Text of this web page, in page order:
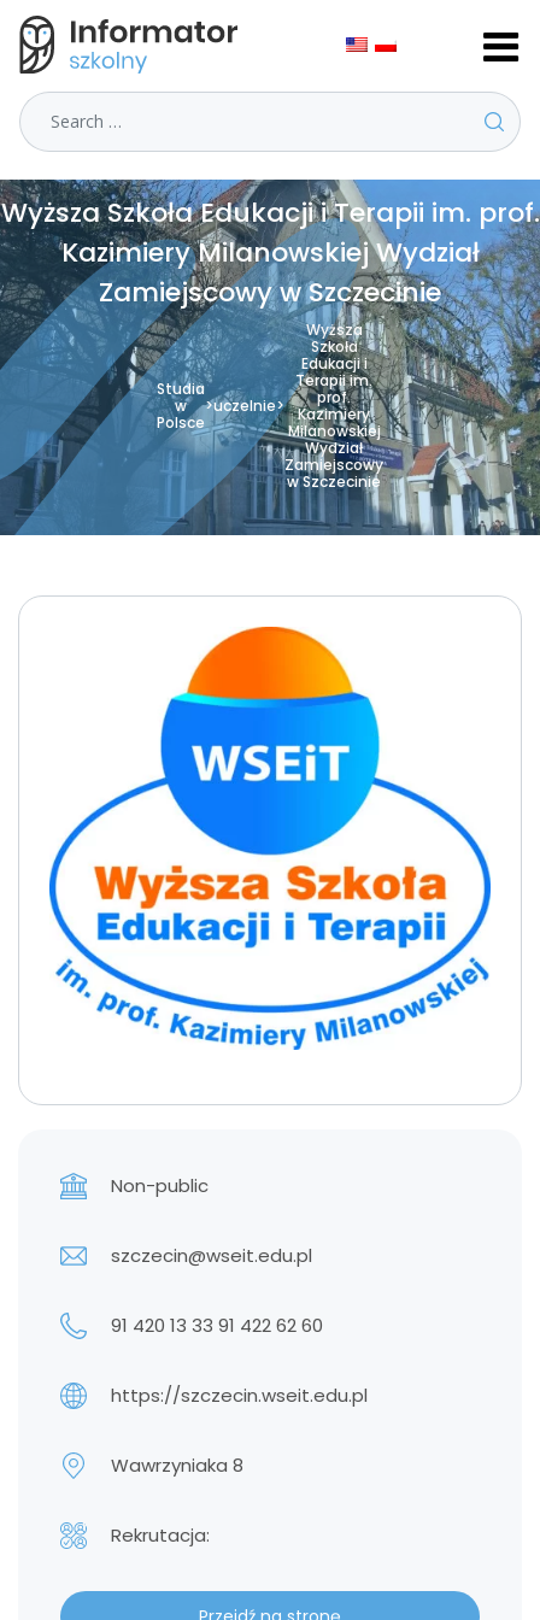
Search
Wyższa Szkoła Edukacji i Terapii im. prof.
Kazimiery Milanowskiej Wydział
Zamiejscowy w Szczecinie
Studia
w
Polsce
>uczelnie>
Wyższa
Szkoła
Edukacji i
Terapii im.
prof.
Kazimiery
Milanowskiej
Wydział
Zamiejscowy
w Szczecinie
Non-public
szczecin@wseit.edu.pl
91 420 13 33 91 422 62 60
https://szczecin.wseit.edu.pl
Wawrzyniaka 8
Rekrutacja: